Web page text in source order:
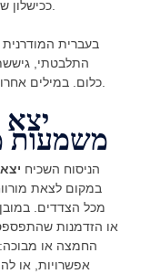
ככישלון שמותיר את האדם “חשוף” משני הכיוונים.
בעברית
התלבטתי,
כלום. במילים אחרות: לא רק שלא הרווחתי, אפילו הפסדתי.
משמעות
הניסוח השכיח
במקום לצאת
מכל הצדדים.
או הזדמנות
החמצה או מבוכה:
אפשרויות, או